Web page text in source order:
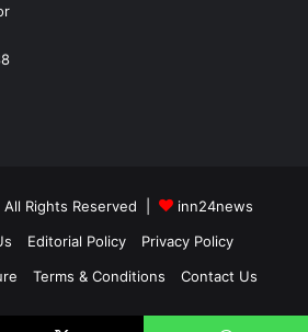
Rights Reserved |
inn24news
Editorial Policy
Privacy Policy
Terms & Conditions Contact Us